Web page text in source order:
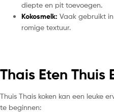
diepte en pit toevoegen.
Kokosmelk: Vaak gebruikt
romige textuur.
Thais Eten Thuis
Thuis Thais koken kan een leuke
te beginnen: